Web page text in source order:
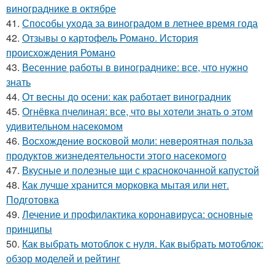
винограднике в октябре
41. Способы ухода за виноградом в летнее время года
42. Отзывы о картофель Романо. История
происхождения Романо
43. Весенние работы в винограднике: все, что нужно
знать
44. От весны до осени: как работает виноградник
45. Огнёвка пчелиная: все, что вы хотели знать о этом
удивительном насекомом
46. Восхождение восковой моли: невероятная польза
продуктов жизнедеятельности этого насекомого
47. Вкусные и полезные щи с краснокочанной капустой
48. Как лучше хранится морковка мытая или нет.
Подготовка
49. Лечение и профилактика коронавируса: основные
принципы
50. Как выбрать мотоблок с нуля. Как выбрать мотоблок:
обзор моделей и рейтинг